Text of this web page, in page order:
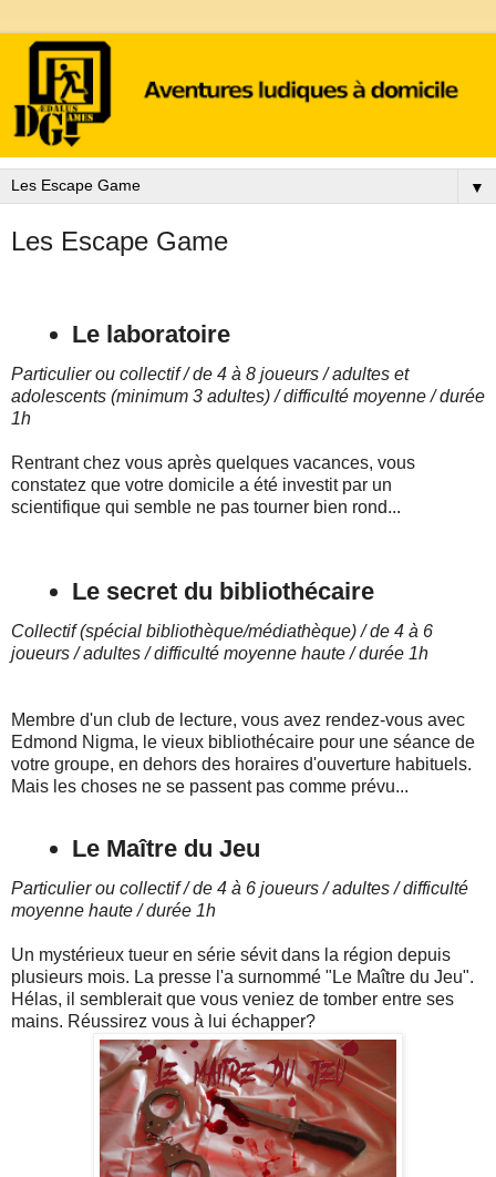
▼
Les Escape Game
Le laboratoire
Particulier ou collectif / de 4 à 8 joueurs / adultes et
adolescents (minimum 3 adultes) / difficulté moyenne / durée
1h
Rentrant chez vous après quelques vacances, vous
constatez que votre domicile a été investit par un
scientifique qui semble ne pas tourner bien rond...
Le secret du bibliothécaire
Collectif (spécial bibliothèque/médiathèque) / de 4 à 6
joueurs / adultes / difficulté moyenne haute / durée 1h
Membre d'un club de lecture, vous avez rendez-vous avec
Edmond Nigma, le vieux bibliothécaire pour une séance de
votre groupe, en dehors des horaires d'ouverture habituels.
Mais les choses ne se passent pas comme prévu...
Le Maître du Jeu
Particulier ou collectif / de 4 à 6 joueurs / adultes / difficulté
moyenne haute / durée 1h
Un mystérieux tueur en série sévit dans la région depuis
plusieurs mois. La presse l'a surnommé "Le Maître du Jeu".
Hélas, il semblerait que vous veniez de tomber entre ses
mains. Réussirez vous à lui échapper?